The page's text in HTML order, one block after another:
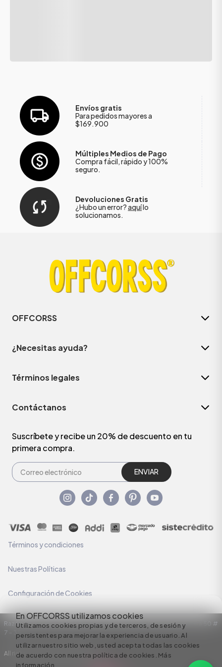
En OFFCORSS utilizamos cookies
Utilizamos cookies propias y de terceros, de sesión y
persistentes para mejorar la experiencia de usuario. Al
utilizar nuestro sitio web, usted acepta todas las cookies
de acuerdo con nuestra política de cookies. Más
información
Envíos gratis
Para pedidos mayores a
$169.900
Múltiples Medios de Pago
Compra fácil, rápido y 100%
seguro.
Devoluciones Gratis
¿Hubo un error?aquílo
solucionamos.
OFFCORSS
¿Necesitas ayuda?
Términos legales
Contáctanos
Suscríbete y recibe un 20% de descuento en tu
primera compra.
ENVIAR
Términos y condiciones
Nuestras Políticas
Configuración de Cookies
Razón Social: C.I HERMECO S.A. NIT: 890924167-6 Dirección: Carrera 50 #
7 – 35
All rights reserved empowered by